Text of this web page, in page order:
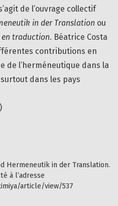
Hermeneutik in der Translation.
à l’adresse
article/view/537
de l’ouvrage collectif
in der Translation ou
traduction. Béatrice Costa
contributions en
de l’herméneutique dans la
dans les pays